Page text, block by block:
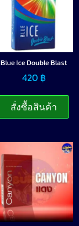
Blue Ice Double Blast
420 ฿
สั่งซื้อสินค้า